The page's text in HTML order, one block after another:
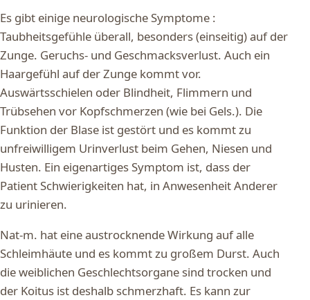
Es gibt einige neurologische Symptome :
Taubheitsgefühle überall, besonders (einseitig) auf der
Zunge. Geruchs- und Geschmacksverlust. Auch ein
Haargefühl auf der Zunge kommt vor.
Auswärtsschielen oder Blindheit, Flimmern und
Trübsehen vor Kopfschmerzen (wie bei Gels.). Die
Funktion der Blase ist gestört und es kommt zu
unfreiwilligem Urinverlust beim Gehen, Niesen und
Husten. Ein eigenartiges Symptom ist, dass der
Patient Schwierigkeiten hat, in Anwesenheit Anderer
zu urinieren.
Nat-m. hat eine austrocknende Wirkung auf alle
Schleimhäute und es kommt zu großem Durst. Auch
die weiblichen Geschlechtsorgane sind trocken und
der Koitus ist deshalb schmerzhaft. Es kann zur